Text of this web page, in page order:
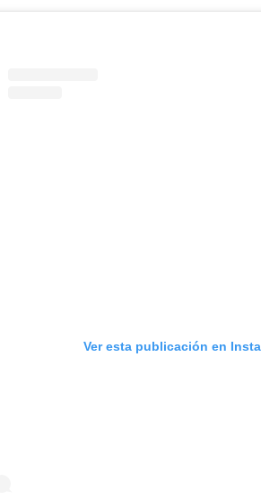
Ver esta publicación en